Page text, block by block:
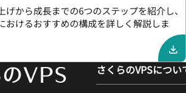
げから成長までの6つのステップを紹介し、
おけるおすすめの構成を詳しく解説しま
さくらのVPSについ